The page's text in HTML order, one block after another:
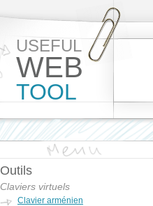
USEFUL
WEB
TOOL
Outils
Claviers virtuels
Clavier arménien